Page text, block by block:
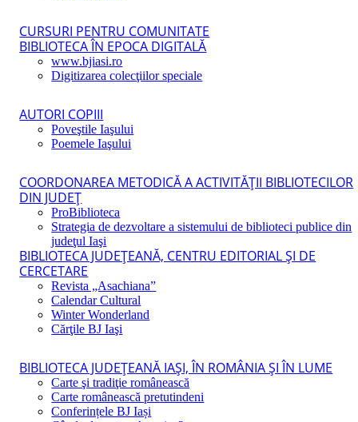
CURSURI PENTRU COMUNITATE
BIBLIOTECA ÎN EPOCA DIGITALĂ
www.bjiasi.ro
Digitizarea colecţiilor speciale
AUTORI COPIII
Poveştile Iaşului
Poemele Iaşului
COORDONAREA METODICĂ A ACTIVITĂŢII BIBLIOTECILOR
DIN JUDEŢ
ProBiblioteca
Strategia de dezvoltare a sistemului de biblioteci publice din
judeţul Iaşi
BIBLIOTECA JUDEŢEANĂ, CENTRU EDITORIAL ŞI DE
CERCETARE
Revista „Asachiana”
Calendar Cultural
Winter Wonderland
Cărţile BJ Iaşi
BIBLIOTECA JUDEŢEANĂ IAŞI, ÎN ROMÂNIA ŞI ÎN LUME
Carte şi tradiţie românească
Carte românească pretutindeni
Conferințele BJ Iași